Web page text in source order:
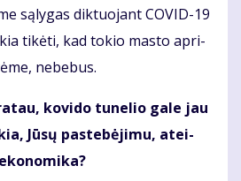
są­ly­gas dik­tuo­jant CO­VID-19
ti­kė­ti, kad to­kio mas­to ap­ri­
ne­be­bus.
ko­vi­do tu­ne­lio ga­le jau
Jū­sų pa­ste­bė­ji­mu, at­ei­